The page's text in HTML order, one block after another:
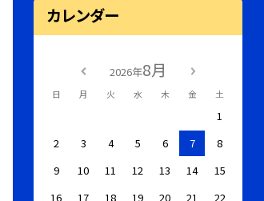
カレンダー
2026年8月
日 月 火 水 木 金 土
1
2
3 4 5 6 7
8
9
10 11 12 13 14
15
16
17 18 19 20 21
22